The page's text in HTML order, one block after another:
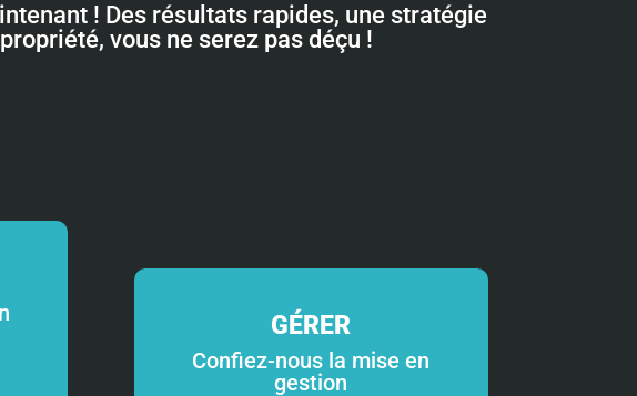
! Des résultats rapides, une stratégie
vous ne serez pas déçu !
GÉRER
Confiez-nous la mise en
gestion